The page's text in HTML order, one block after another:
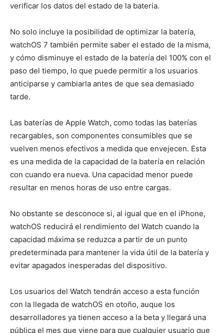
verificar los datos del estado de la batería.
No solo incluye la posibilidad de optimizar la batería,
watchOS 7 también permite saber el estado de la misma,
y cómo disminuye el estado de la batería del 100% con el
paso del tiempo, lo que puede permitir a los usuarios
anticiparse y cambiarla antes de que sea demasiado
tarde.
Las baterías de Apple Watch, como todas las baterías
recargables, son componentes consumibles que se
vuelven menos efectivos a medida que envejecen. Esta
es una medida de la capacidad de la batería en relación
con cuando era nueva. Una capacidad menor puede
resultar en menos horas de uso entre cargas.
No obstante se desconoce si, al igual que en el iPhone,
watchOS reducirá el rendimiento del Watch cuando la
capacidad máxima se reduzca a partir de un punto
predeterminada para mantener la vida útil de la batería y
evitar apagados inesperadas del dispositivo.
Los usuarios del Watch tendrán acceso a esta función
con la llegada de watchOS en otoño, auque los
desarrolladores ya tienen acceso a la beta y llegará una
pública el mes que viene para que cualquier usuario que